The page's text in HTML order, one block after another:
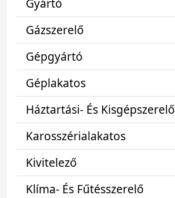
Gyártó
Gázszerelő
Gépgyártó
Géplakatos
Háztartási- És Kisgépszerelő
Karosszérialakatos
Kivitelező
Klíma- És Fűtésszerelő